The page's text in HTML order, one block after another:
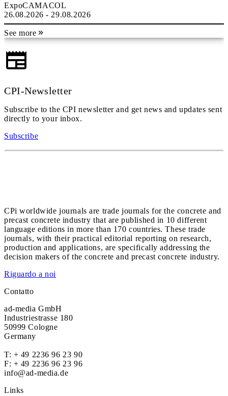
ExpoCAMACOL
26.08.2026 - 29.08.2026
See more
CPI-Newsletter
Subscribe to the CPI newsletter and get news and updates sent
directly to your inbox.
Subscribe
CPi worldwide journals are trade journals for the concrete and
precast concrete industry that are published in 10 different
language editions in more than 170 countries. These trade
journals, with their practical editorial reporting on research,
production and applications, are specifically addressing the
decision makers of the concrete and precast concrete industry.
Riguardo a noi
Contatto
ad-media GmbH
Industriestrasse 180
50999 Cologne
Germany
T: + 49 2236 96 23 90
F: + 49 2236 96 23 96
info@ad-media.de
Links